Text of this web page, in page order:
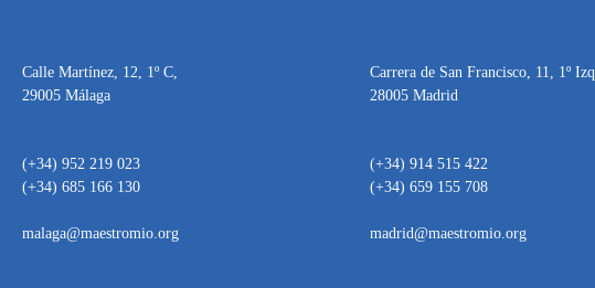
Calle Martínez, 12, 1º C,
29005 Málaga
(+34) 952 219 023
(+34) 685 166 130
malaga@maestromio.org
Carrera de San Francisco, 11, 1º Izq,
28005 Madrid
(+34) 914 515 422
(+34) 659 155 708
madrid@maestromio.org